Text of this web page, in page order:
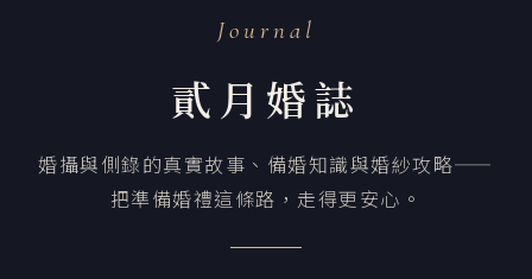
Journal
貳月婚誌
婚攝與側錄的真實故事、備婚知識與婚紗攻略——
把準備婚禮這條路，走得更安心。